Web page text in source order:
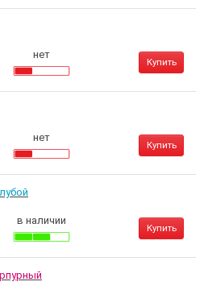
нет
Купить
нет
Купить
в наличии
Купить